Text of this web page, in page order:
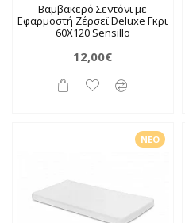
Βαμβακερό Σεντόνι με
Εφαρμοστή Ζέρσεϊ Deluxe Γκρι
60X120 Sensillo
12,00€
ΝΈΟ